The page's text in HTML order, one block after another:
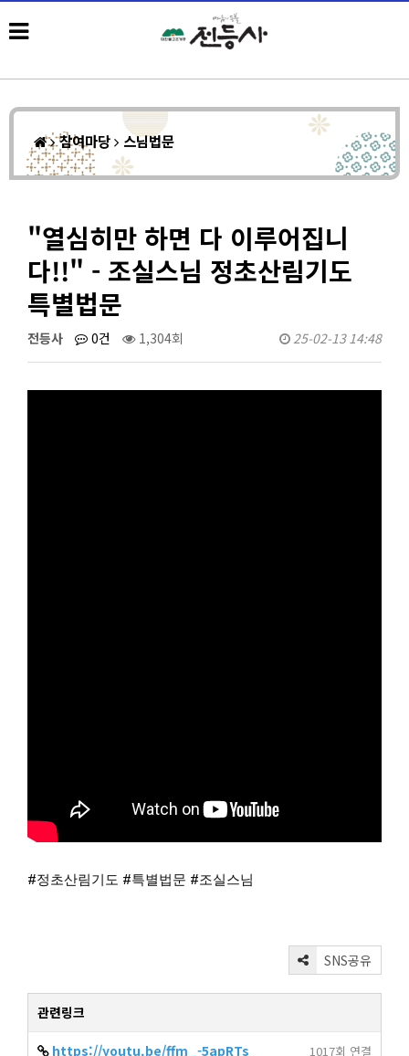
참여마당 스님법문
"열심히만 하면 다 이루어집니
다!!" - 조실스님 정초산림기도
특별법문
전등사 0건 1,304회 25-02-13 14:48
#정초산림기도 #특별법문 #조실스님
SNS공유
관련링크
https://youtu.be/ffm_-5apRTs 1017회 연결